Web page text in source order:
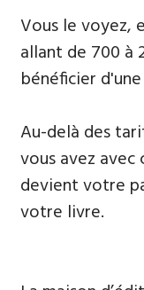
Vous le voyez,
allant de 700 à
bénéficier
Au-delà des
vous avez
devient votre
votre livre.